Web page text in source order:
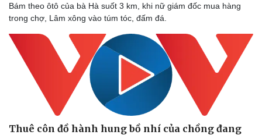
Bám theo ôtô của bà Hà suốt 3 km, khi nữ giám đốc mua hàng
trong chợ, Lâm xông vào túm tóc, đấm đá.
Thuê côn đồ hành hung bồ nhí của chồng đang